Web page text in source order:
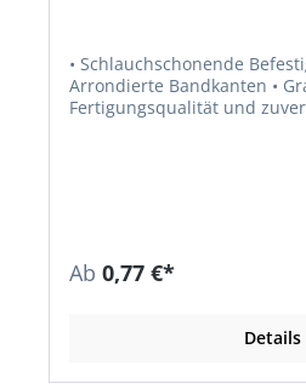
• Schlauchschonende
Arrondierte Bandkanten • Gratfreie
Fertigungsqualität und
Ab 0,77 €*
Details